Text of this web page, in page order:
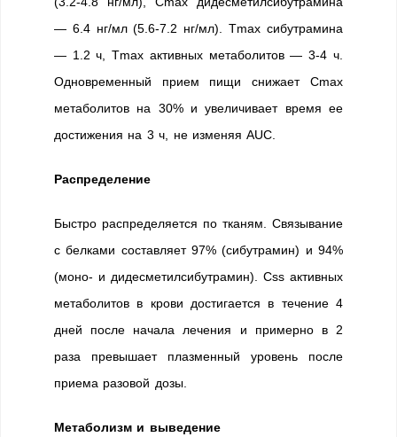
— 6.4 нг/мл (5.6-7.2 нг/мл). Тmax сибутрамина
— 1.2 ч, Тmax активных метаболитов — 3-4 ч.
Одновременный прием пищи снижает Cmax
метаболитов на 30% и увеличивает время ее
достижения на 3 ч, не изменяя AUC.
Распределение
Быстро распределяется по тканям. Связывание
с белками составляет 97% (сибутрамин) и 94%
(моно- и дидесметилсибутрамин). Css активных
метаболитов в крови достигается в течение 4
дней после начала лечения и примерно в 2
раза превышает плазменный уровень после
приема разовой дозы.
Метаболизм и выведение